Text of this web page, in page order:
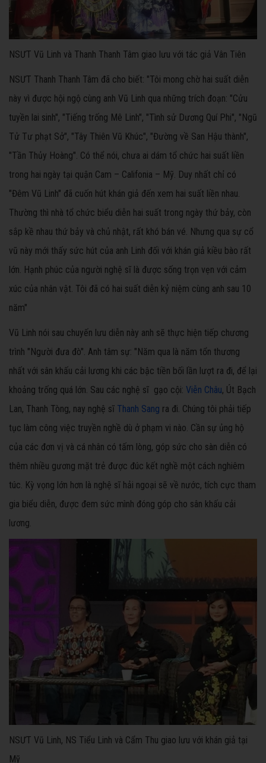
NSƯT Vũ Linh và Thanh Thanh Tâm giao lưu với tác giả Vân Tiên
NSƯT Thanh Thanh Tâm đã cho biết: "Tôi mong chờ hai suất diễn
này vì được hội ngộ cùng anh Vũ Linh qua những trích đoạn: "Cửu
tuyền lai sinh", "Tiếng trống Mê Linh", "Tình sử Dương Quí Phi", "Ngũ
Tử Tư phạt Sở", "Tây Thiên Vũ Khúc", "Đường về San Hậu thành",
"Tần Thủy Hoàng". Có thể nói, chưa ai dám tổ chức hai suất liền
trong hai ngày tại quận Cam – Califonia – Mỹ. Duy nhất chỉ có
"Đêm Vũ Linh" đã cuốn hút khán giả đến xem hai suất liền nhau.
Thường thì nhà tổ chức biểu diễn hai suất trong ngày thứ bảy, còn
sắp kề nhau thứ bảy và chủ nhật, rất khó bán vé. Nhưng qua sự cổ
vũ này mới thấy sức hút của anh Linh đối với khán giả kiều bào rất
lớn. Hạnh phúc của người nghệ sĩ là được sống trọn vẹn với cảm
xúc của nhân vật. Tôi đã có hai suất diễn kỷ niệm cùng anh sau 10
năm"
Vũ Linh nói sau chuyến lưu diễn này anh sẽ thực hiện tiếp chương
trình "Người đưa đò". Anh tâm sự: "Năm qua là năm tổn thương
nhất với sân khấu cải lương khi các bậc tiền bối lần lượt ra đi, để lại
khoảng trống quá lớn. Sau các nghệ sĩ gạo cội: Viễn Châu, Út Bạch
Lan, Thanh Tòng, nay nghệ sĩ Thanh Sang ra đi. Chúng tôi phải tiếp
tục làm công việc truyền nghề dù ở phạm vi nào. Cần sự ủng hộ
của các đơn vị và cá nhân có tấm lòng, góp sức cho sàn diễn có
thêm nhiều gương mặt trẻ được đúc kết nghề một cách nghiêm
túc. Kỳ vọng lớn hơn là nghệ sĩ hải ngoại sẽ về nước, tích cực tham
gia biểu diễn, được đem sức mình đóng góp cho sân khấu cải
lương.
NSƯT Vũ Linh, NS Tiểu Linh và Cẩm Thu giao lưu với khán giả tại
Mỹ